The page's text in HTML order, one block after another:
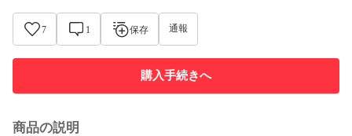
7 1 保存 通報
購入手続きへ
商品の説明